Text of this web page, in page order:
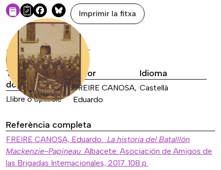
Facebook
Bluesky
Imprimir la fitxa
DADES DE LA FONT
Tipus de font
documental
Llibre o opuscle
Autor
FREIRE CANOSA,
Eduardo
Idioma
Castellà
Referència completa
FREIRE CANOSA, Eduardo. La historia del Batalllón
Mackenzie-Papineau. Albacete: Asociación de Amigos de
las Brigadas Internacionales, 2017. 108 p.